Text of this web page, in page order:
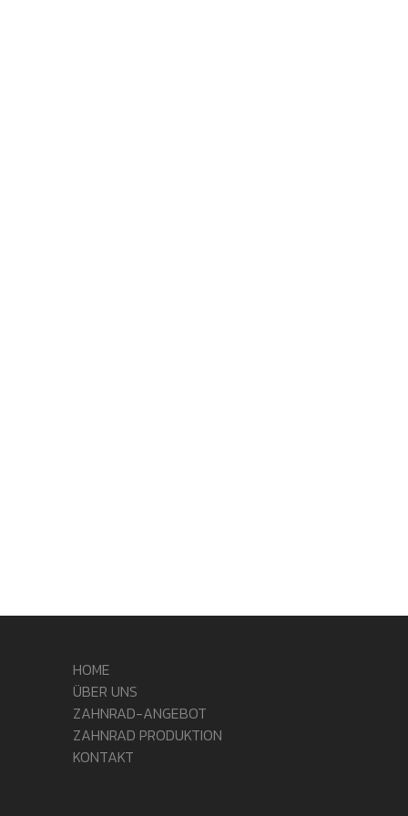
HOME
ÜBER UNS
ZAHNRAD-ANGEBOT
ZAHNRAD PRODUKTION
KONTAKT